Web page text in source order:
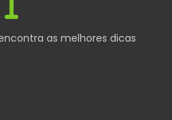
as melhores dicas